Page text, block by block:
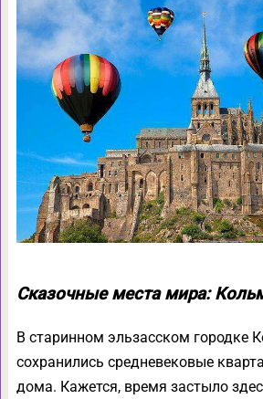
Сказочные места мира:
В старинном эльзасском городке
сохранились средневековые
дома. Кажется, время застыло